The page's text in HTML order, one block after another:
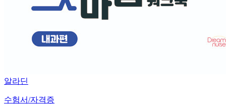
알라딘
수험서/자격증